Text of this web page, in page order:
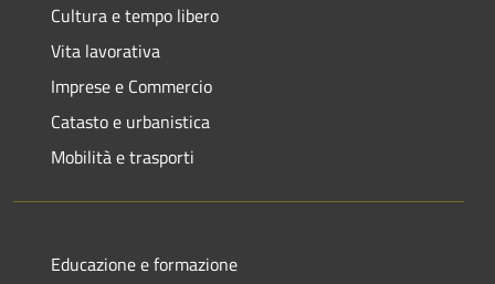
Cultura e tempo libero
Vita lavorativa
Imprese e Commercio
Catasto e urbanistica
Mobilità e trasporti
Educazione e formazione